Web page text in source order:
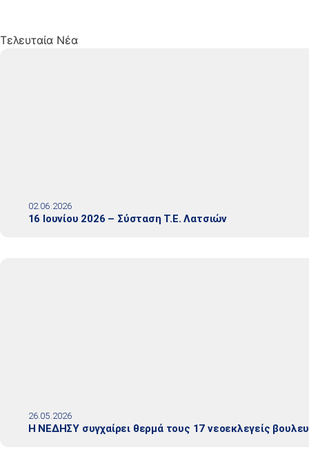
Τελευταία Νέα
02.06.2026
16 Ιουνίου 2026 – Σύσταση Τ.Ε. Λατσιών
26.05.2026
Η ΝΕΔΗΣΥ συγχαίρει θερμά τους 17 νεοεκλεγείς